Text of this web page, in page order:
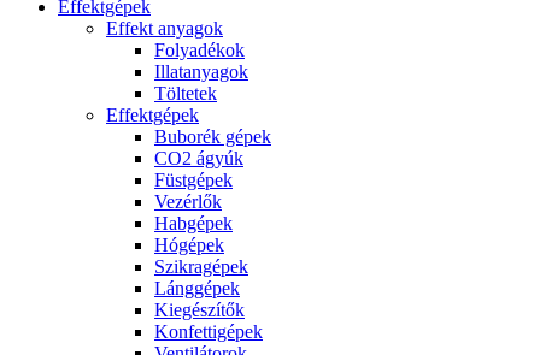
Effektgépek
Effekt anyagok
Folyadékok
Illatanyagok
Töltetek
Effektgépek
Buborék gépek
CO2 ágyúk
Füstgépek
Vezérlők
Habgépek
Hógépek
Szikragépek
Lánggépek
Kiegészítők
Konfettigépek